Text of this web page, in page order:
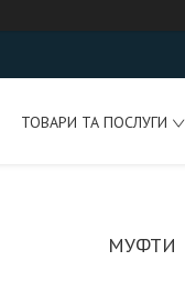
ТОВАРИ ТА ПОСЛУГИ
МУФТИ